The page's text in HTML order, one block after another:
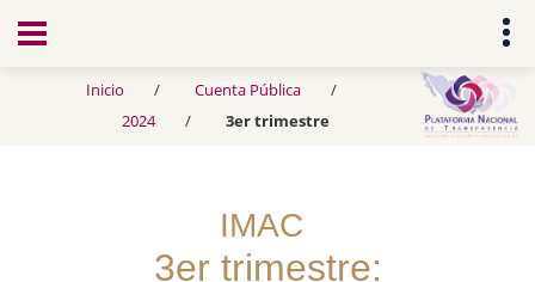
Transparencia
Inicio
Cuenta Pública
2024
3er trimestre
IMAC
3er trimestre: